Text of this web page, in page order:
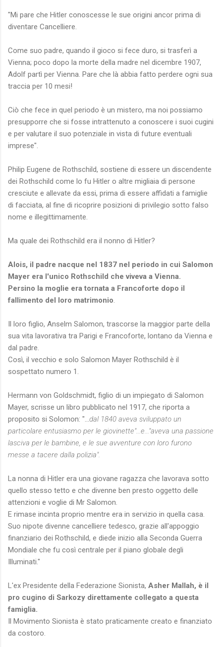
"Mi pare che Hitler conoscesse le sue origini ancor prima di
diventare Cancelliere.
Come suo padre, quando il gioco si fece duro, si trasferì a
Vienna; poco dopo la morte della madre nel dicembre 1907,
Adolf partì per Vienna. Pare che là abbia fatto perdere ogni sua
traccia per 10 mesi!
Ciò che fece in quel periodo è un mistero, ma noi possiamo
presupporre che si fosse intrattenuto a conoscere i suoi cugini
e per valutare il suo potenziale in vista di future eventuali
imprese".
Philip Eugene de Rothschild, sostiene di essere un discendente
dei Rothschild come lo fu Hitler o altre migliaia di persone
cresciute e allevate da essi, prima di essere affidati a famiglie
di facciata, al fine di ricoprire posizioni di privilegio sotto falso
nome e illegittimamente.
Ma quale dei Rothschild era il nonno di Hitler?
Alois, il padre nacque nel 1837 nel periodo in cui Salomon
Mayer era l'unico Rothschild che viveva a Vienna.
Persino la moglie era tornata a Francoforte dopo il
fallimento del loro matrimonio
Il loro figlio, Anselm Salomon, trascorse la maggior parte della
sua vita lavorativa tra Parigi e Francoforte, lontano da Vienna e
dal padre.
Così, il vecchio e solo Salomon Mayer Rothschild è il
sospettato numero 1.
Hermann von Goldschmidt, figlio di un impiegato di Salomon
Mayer, scrisse un libro pubblicato nel 1917, che riporta a
proposito si Solomon: "... dal 1840 aveva sviluppato un
particolare entusiasmo per le giovinette"...e..."aveva una passione
lasciva per le bambine, e le sue avventure con loro furono
messe a tacere dalla polizia".
La nonna di Hitler era una giovane ragazza che lavorava sotto
quello stesso tetto e che divenne ben presto oggetto delle
attenzioni e voglie di Mr Salomon.
E rimase incinta proprio mentre era in servizio in quella casa.
Suo nipote divenne cancelliere tedesco, grazie all'appoggio
finanziario dei Rothschild, e diede inizio alla Seconda Guerra
Mondiale che fu così centrale per il piano globale degli
Illuminati."
L'ex Presidente della Federazione Sionista, Asher Mallah, è il
pro cugino di Sarkozy direttamente collegato a questa
famiglia.
Il Movimento Sionista è stato praticamente creato e finanziato
da costoro.